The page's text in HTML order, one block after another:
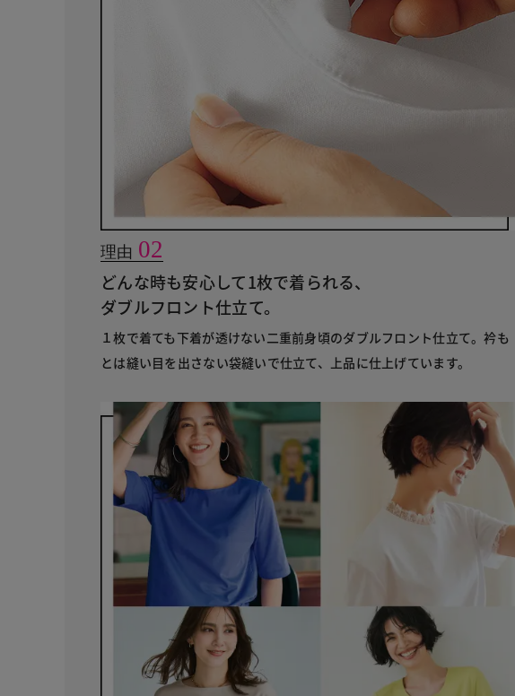
理由 02
どんな時も安心して1枚で着られる、
ダブルフロント仕立て。
１枚で着ても下着が透けない二重前身頃のダブルフロント仕立て。衿も
とは縫い目を出さない袋縫いで仕立て、上品に仕上げています。